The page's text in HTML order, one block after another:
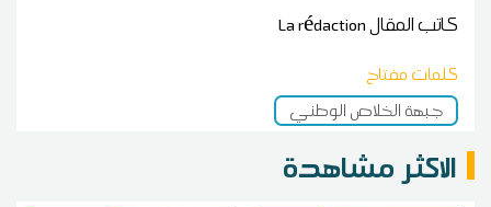
كاتب المقالLa rédaction
كلمات مفتاح
جبهة الخلاص الوطني
الاكثر مشاهدة